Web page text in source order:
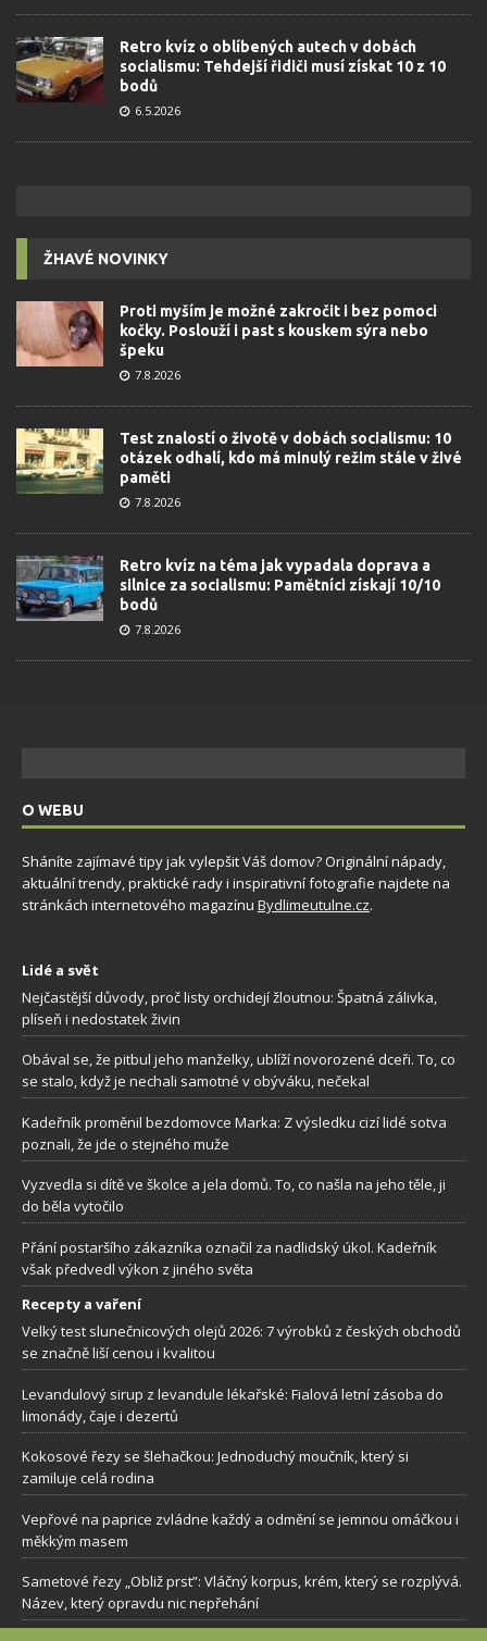
Retro kvíz o oblíbených autech v dobách
socialismu: Tehdejší řidiči musí získat 10 z 10
bodů
6.5.2026
ŽHAVÉ NOVINKY
Proti myším je možné zakročit i bez pomoci
kočky. Poslouží i past s kouskem sýra nebo
špeku
7.8.2026
Test znalostí o životě v dobách socialismu: 10
otázek odhalí, kdo má minulý režim stále v živé
paměti
7.8.2026
Retro kvíz na téma jak vypadala doprava a
silnice za socialismu: Pamětníci získají 10/10
bodů
7.8.2026
O WEBU
Sháníte zajímavé tipy jak vylepšit Váš domov? Originální nápady,
aktuální trendy, praktické rady i inspirativní fotografie najdete na
stránkách internetového magazínu Bydlimeutulne.cz.
Lidé a svět
Nejčastější důvody, proč listy orchidejí žloutnou: Špatná zálivka,
plíseň i nedostatek živin
Obával se, že pitbul jeho manželky, ublíží novorozené dceři. To, co
se stalo, když je nechali samotné v obýváku, nečekal
Kadeřník proměnil bezdomovce Marka: Z výsledku cizí lidé sotva
poznali, že jde o stejného muže
Vyzvedla si dítě ve školce a jela domů. To, co našla na jeho těle, ji
do běla vytočilo
Přání postaršího zákazníka označil za nadlidský úkol. Kadeřník
však předvedl výkon z jiného světa
Recepty a vaření
Velký test slunečnicových olejů 2026: 7 výrobků z českých obchodů
se značně liší cenou i kvalitou
Levandulový sirup z levandule lékařské: Fialová letní zásoba do
limonády, čaje i dezertů
Kokosové řezy se šlehačkou: Jednoduchý moučník, který si
zamiluje celá rodina
Vepřové na paprice zvládne každý a odmění se jemnou omáčkou i
měkkým masem
Sametové řezy „Obliž prst”: Vláčný korpus, krém, který se rozplývá.
Název, který opravdu nic nepřehání